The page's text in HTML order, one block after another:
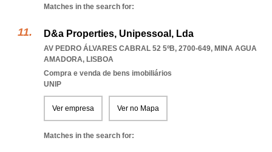
Matches in the search for:
D&a Properties, Unipessoal, Lda
AV PEDRO ÁLVARES CABRAL 52 5ºB, 2700-649, MINA AGUA
AMADORA, LISBOA
Compra e venda de bens imobiliários
UNIP
Ver empresa Ver no Mapa
Matches in the search for: